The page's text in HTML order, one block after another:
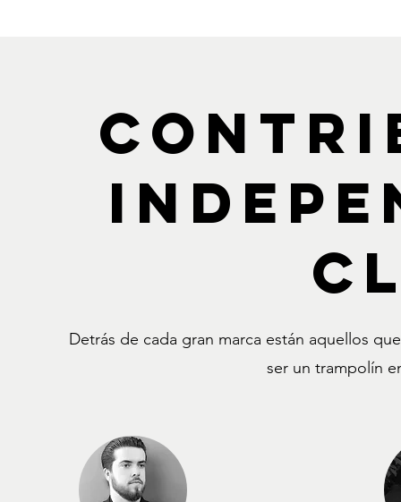
Detrás de cada gran marca están aquellos
ser un trampolín